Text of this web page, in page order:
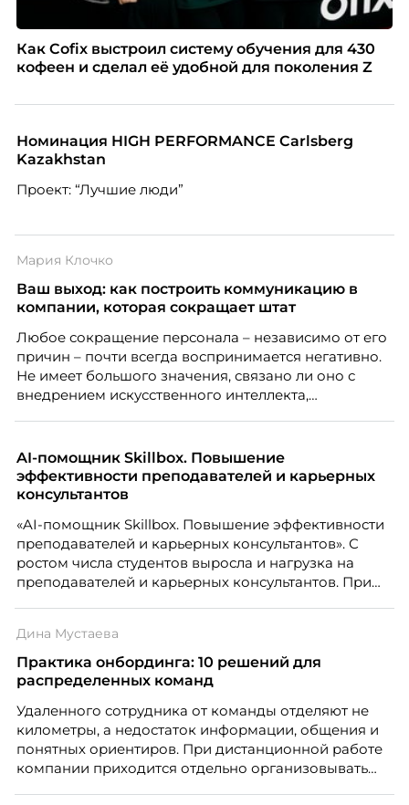
Как Cofix выстроил систему обучения для 430
кофеен и сделал её удобной для поколения Z
Номинация HIGH PERFORMANCE Carlsberg
Kazakhstan
Проект: “Лучшие люди”
Мария Клочко
Ваш выход: как построить коммуникацию в
компании, которая сокращает штат
Любое сокращение персонала – независимо от его
причин – почти всегда воспринимается негативно.
Не имеет большого значения, связано ли оно с
внедрением искусственного интеллекта,
структуры компании. Для сотрудников сокращения
означают потерю стабильности, а для внешнего
рынка становятся сигналом о возможных
нередко превращаются в фактор, который
негативно влияет HR-бренд работодателя.
AI-помощник Skillbox. Повышение
эффективности преподавателей и карьерных
консультантов
«AI-помощник Skillbox. Повышение эффективности
преподавателей и карьерных консультантов». С
ростом числа студентов выросла и нагрузка на
преподавателей и карьерных консультантов. При
повысить эффективность сотрудников, ускорить
процессы, сохранить качество поддержки и
масштабироваться без роста команды. Так и
Skillbox.
Дина Мустаева
Практика онбординга: 10 решений для
распределенных команд
Удаленного сотрудника от команды отделяют не
километры, а недостаток информации, общения и
понятных ориентиров. При дистанционной работе
компании приходится отдельно организовывать